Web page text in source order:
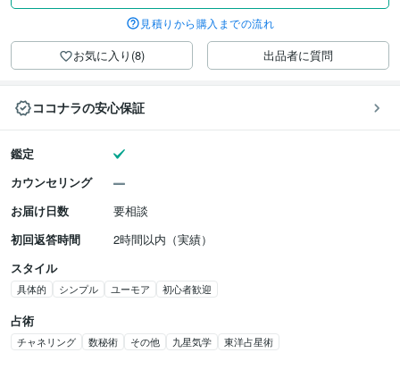
見積りから購入までの流れ
お気に入り(8) 出品者に質問
ココナラの安心保証
鑑定
カウンセリング
お届け日数
要相談
初回返答時間
2時間以内（実績）
スタイル
具体的 シンプル ユーモア 初心者歓迎
占術
チャネリング 数秘術 その他 九星気学 東洋占星術